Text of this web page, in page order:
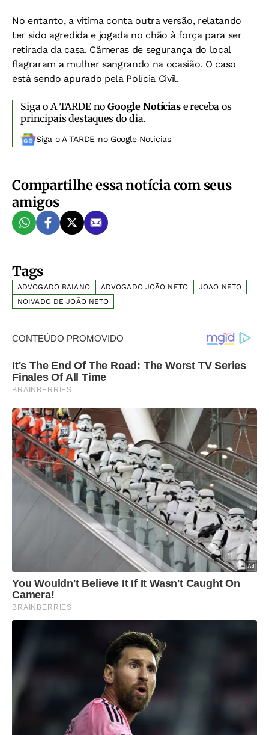
No entanto, a vítima conta outra versão, relatando
ter sido agredida e jogada no chão à força para ser
retirada da casa. Câmeras de segurança do local
flagraram a mulher sangrando na ocasião. O caso
está sendo apurado pela Polícia Civil.
Siga o A TARDE noGoogle Notíciase receba os
principais destaques do dia.
Siga o A TARDE no Google Noticias
Compartilhe essa notícia com seus
amigos
Tags
ADVOGADO BAIANO ADVOGADO JOÃO NETO
JOAO NETO
NOIVADO DE JOÃO NETO